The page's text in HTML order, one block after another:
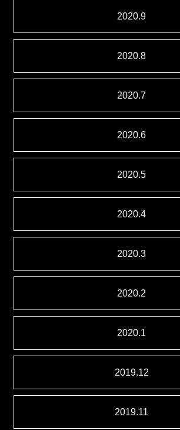
2020.9
2020.8
2020.7
2020.6
2020.5
2020.4
2020.3
2020.2
2020.1
2019.12
2019.11